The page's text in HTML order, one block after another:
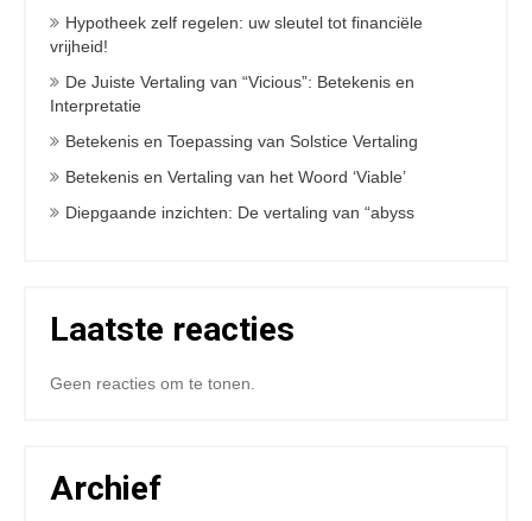
Hypotheek zelf regelen: uw sleutel tot financiële
vrijheid!
De Juiste Vertaling van “Vicious”: Betekenis en
Interpretatie
Betekenis en Toepassing van Solstice Vertaling
Betekenis en Vertaling van het Woord ‘Viable’
Diepgaande inzichten: De vertaling van “abyss
Laatste reacties
Geen reacties om te tonen.
Archief